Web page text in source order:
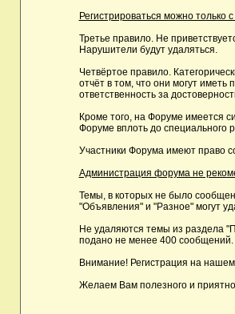
Регистрироваться можно только
Третье правило. Не
Нарушители будут удаляться.
Четвёртое правило.
отчёт в том, что они могут
ответственность за
Кроме того, на Форуме имеется
Форуме вплоть до специального
Участники Форума имеют право
Администрация форума не
Темы, в которых не было
"Объявления" и "Разное" могут
Не удаляются темы из раздела
подано не менее 400 сообщений.
Внимание! Регистрация на
Желаем Вам полезного и